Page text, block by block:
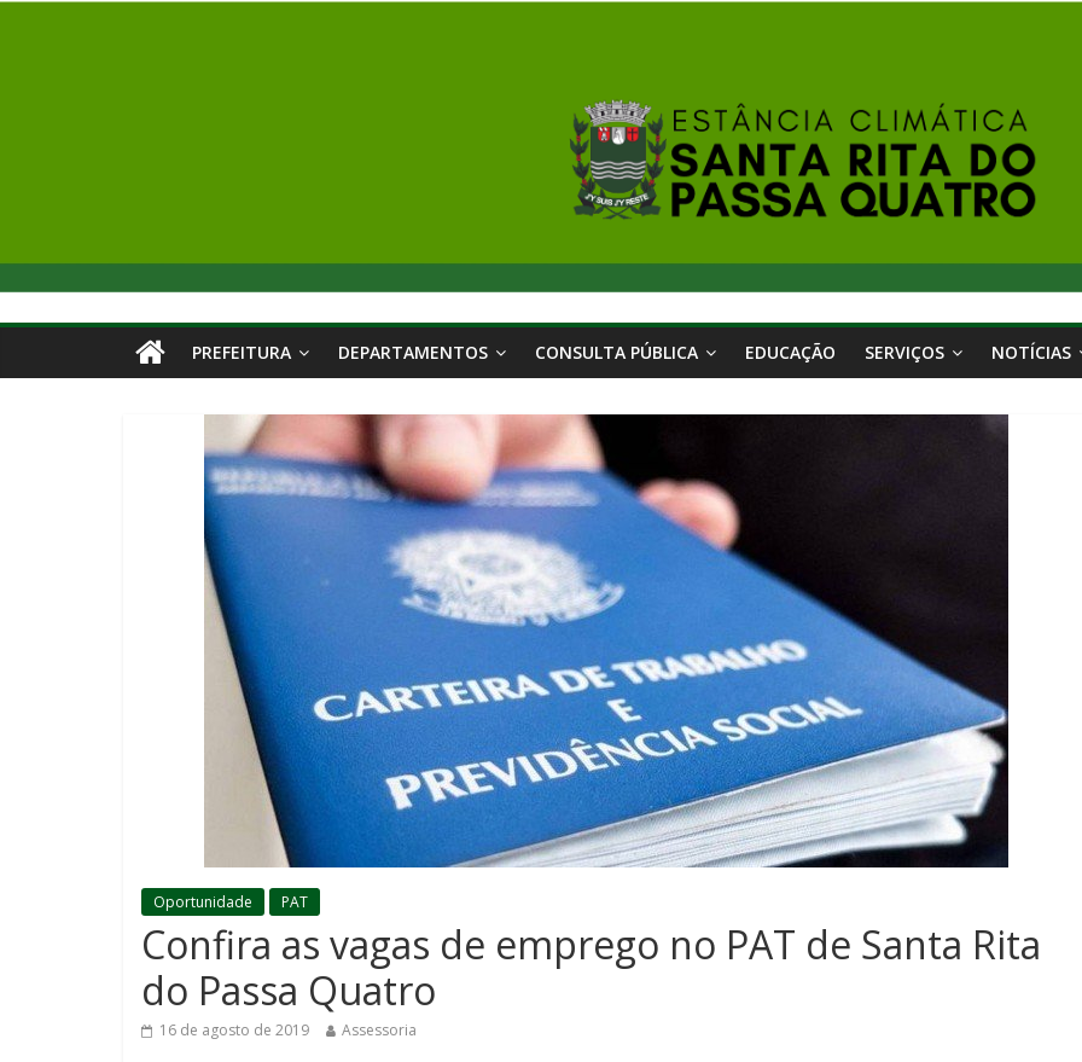
PREFEITURA DEPARTAMENTOS CONSULTA PÚBLICA EDUCAÇÃO SERVIÇOS NOTÍCIAS
Oportunidade PAT
Confira as vagas de emprego no PAT de Santa Rita
do Passa Quatro
16 de agosto de 2019 Assessoria